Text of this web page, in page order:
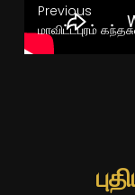
Previous